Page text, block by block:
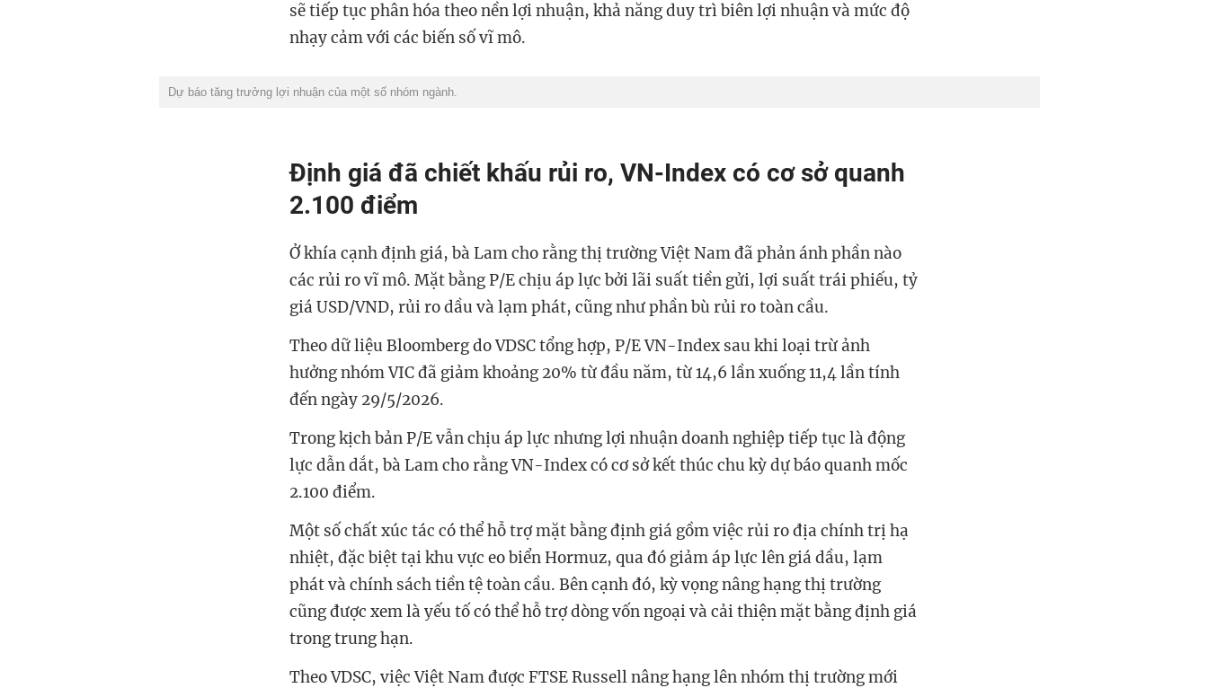
sẽ tiếp tục phân hóa theo nền lợi nhuận, khả năng duy trì biên lợi nhuận và mức độ
nhạy cảm với các biến số vĩ mô.
Dự báo tăng trưởng lợi nhuận của một số nhóm ngành.
Định giá đã chiết khấu rủi ro, VN-Index có cơ sở quanh
2.100 điểm
Ở khía cạnh định giá, bà Lam cho rằng thị trường Việt Nam đã phản ánh phần nào
các rủi ro vĩ mô. Mặt bằng P/E chịu áp lực bởi lãi suất tiền gửi, lợi suất trái phiếu, tỷ
giá USD/VND, rủi ro dầu và lạm phát, cũng như phần bù rủi ro toàn cầu.
Theo dữ liệu Bloomberg do VDSC tổng hợp, P/E VN-Index sau khi loại trừ ảnh
hưởng nhóm VIC đã giảm khoảng 20% từ đầu năm, từ 14,6 lần xuống 11,4 lần tính
đến ngày 29/5/2026.
Trong kịch bản P/E vẫn chịu áp lực nhưng lợi nhuận doanh nghiệp tiếp tục là động
lực dẫn dắt, bà Lam cho rằng VN-Index có cơ sở kết thúc chu kỳ dự báo quanh mốc
2.100 điểm.
Một số chất xúc tác có thể hỗ trợ mặt bằng định giá gồm việc rủi ro địa chính trị hạ
nhiệt, đặc biệt tại khu vực eo biển Hormuz, qua đó giảm áp lực lên giá dầu, lạm
phát và chính sách tiền tệ toàn cầu. Bên cạnh đó, kỳ vọng nâng hạng thị trường
cũng được xem là yếu tố có thể hỗ trợ dòng vốn ngoại và cải thiện mặt bằng định giá
trong trung hạn.
Theo VDSC, việc Việt Nam được FTSE Russell nâng hạng lên nhóm thị trường mới